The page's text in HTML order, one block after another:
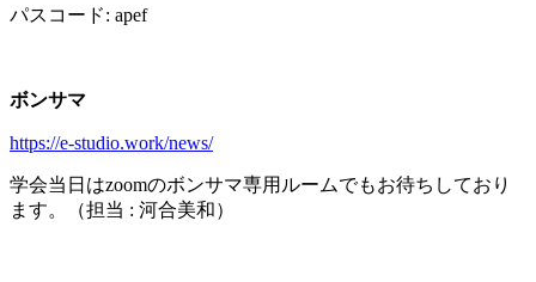
パスコード: apef
ボンサマ
https://e-studio.work/news/
学会当日はzoomのボンサマ専用ルームでもお待ちしており
ます。（担当 : 河合美和）